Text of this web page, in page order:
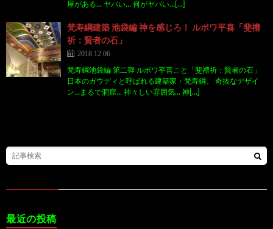
屋がある… ヤバい… 何がヤバい…[…]
梵寿綱建築 池袋編 神を感じろ！ ルボワ平喜「斐禮
祈：賢者の石」
2018.12.06
梵寿綱池袋編 第二弾 ルボワ平喜こと「斐禮祈：賢者の石」
日本のガウディと呼ばれる建築家・梵寿綱。 奇抜なデザイ
ン…まるで洞窟… 神々しい雰囲気… 神[…]
最近の投稿